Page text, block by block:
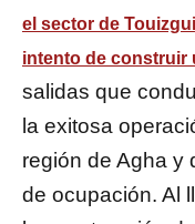
el sector de
intento de construir
salidas que
la exitosa
región de Agha y
de ocupación. Al